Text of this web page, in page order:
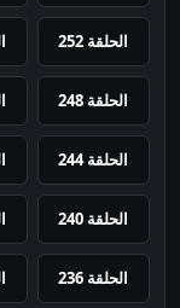
الحلقة 252
الحلقة 248
الحلقة 244
الحلقة 240
الحلقة 236